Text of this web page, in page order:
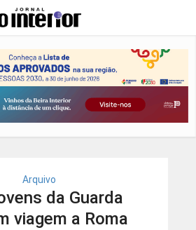
Arquivo
da Guarda
viagem a Roma